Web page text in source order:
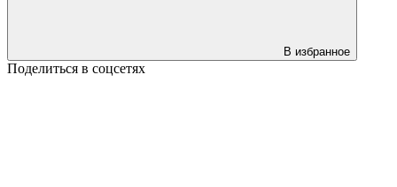
В избранное
Поделиться в соцсетях